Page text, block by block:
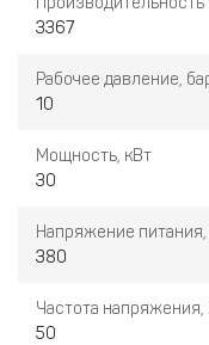
3367
Рабочее давление,
10
Мощность, кВт
30
Напряжение питания,
380
Частота напряжения,
50